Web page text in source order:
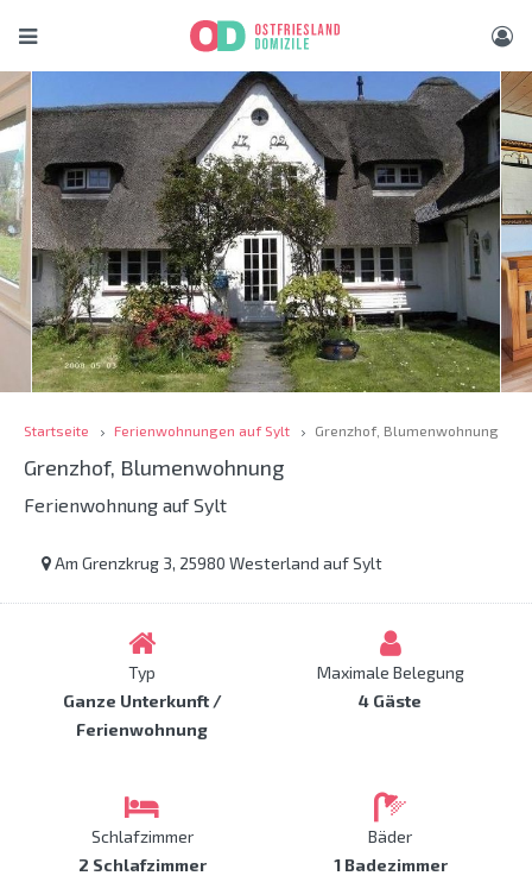
Startseite Ferienwohnungen auf Sylt Grenzhof, Blumenwohnung
Grenzhof, Blumenwohnung
Ferienwohnung auf Sylt
Am Grenzkrug 3, 25980 Westerland auf Sylt
Typ
Ganze Unterkunft /
Ferienwohnung
Maximale Belegung
4 Gäste
Schlafzimmer
2 Schlafzimmer
Bäder
1 Badezimmer